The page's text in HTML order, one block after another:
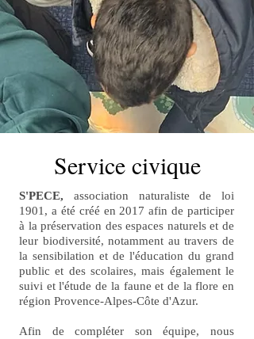
Service civique
S'PECE, association naturaliste de loi
1901, a été créé en 2017 afin de participer
à la préservation des espaces naturels et de
leur biodiversité, notamment au travers de
la sensibilation et de l'éducation du grand
public et des scolaires, mais également le
suivi et l'étude de la faune et de la flore en
région Provence-Alpes-Côte d'Azur.
Afin de compléter son équipe, nous